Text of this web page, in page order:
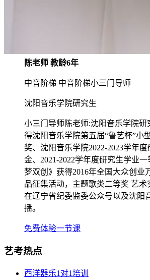
陈老师 教龄6年
中音阶梯 中音阶梯小三门导师
沈阳音乐学院研究生
小三门导师陈老师:沈阳音乐学院研
得沈阳音乐学院第五届“鲁艺杯”小
奖、沈阳音乐学院2022-2023学年
金、2021-2022学年度研究生学业
梦双创》获得2016年全国大众创业
品征集活动，主题歌类二等奖 艺术
在辽宁省纪委监委公众号以及沈阳
播。
免费体验一节课
艺考热点
西洋器乐1对1培训